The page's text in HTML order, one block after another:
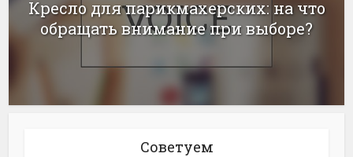
Кресло для парикмахерских: на что
обращать внимание при выборе?
Советуем